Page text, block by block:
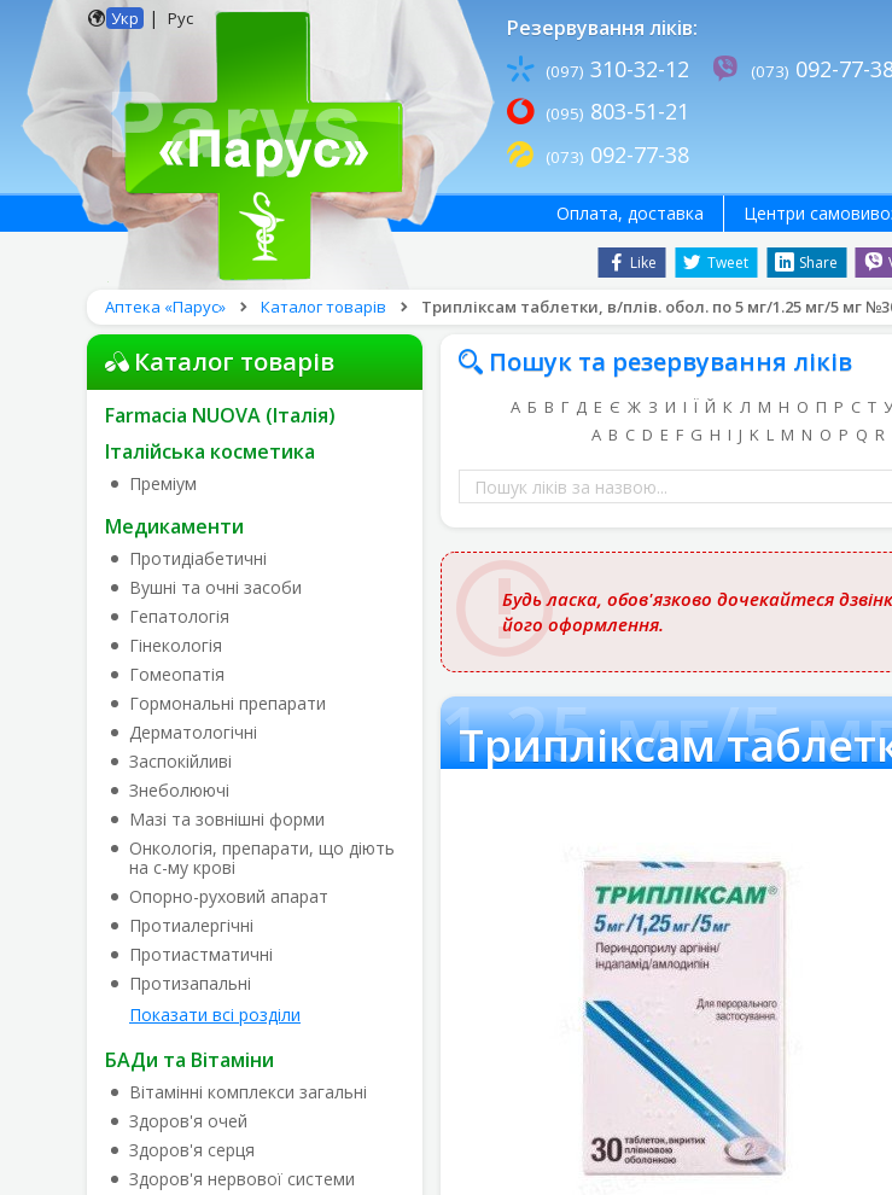
Укр | Рус Резервування ліків:
(097) 310-32-12
(095) 803-51-21
(073) 092-77-38
(073) 092-77-
Like Tweet Share
Оплата, доставка Центри
Аптека «Парус» Каталог товарів Трипліксам таблетки, в/плів. обол. по 5 мг/1.25 мг/5 мг
Каталог товарів
Farmacia NUOVA (Італія)
Італійська косметика
Преміум
Медикаменти
Протидіабетичні
Вушні та очні засоби
Гепатологія
Гінекологія
Гомеопатія
Гормональні препарати
Дерматологічні
Заспокійливі
Знеболюючі
Мазі та зовнішні форми
Онкологія, препарати, що діють
на с-му крові
Опорно-руховий апарат
Протиалергічні
Протиастматичні
Протизапальні
Показати всі розділи
БАДи та Вітаміни
Вітамінні комплекси загальні
Здоров'я очей
Здоров'я серця
Здоров'я нервової системи
Пошук та резервування ліків
А Б В Г Д Е Є Ж З И І Ї Й К Л М Н О П Р С Т
A B C D E F G H I J K L M N O P Q R
Пошук
ліків
за
назвою
Будь ласка, обов'язково дочекайтеся
його оформлення.
по 5 мг/1.25 мг/5